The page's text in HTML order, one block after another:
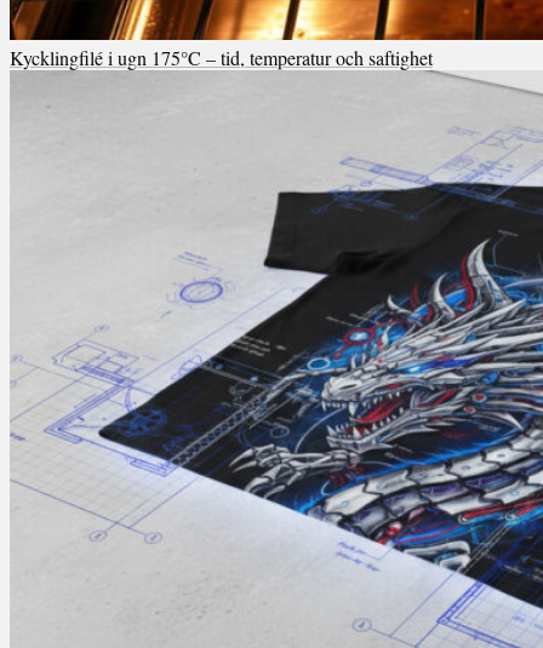
Kycklingfilé i ugn 175°C – tid, temperatur och saftighet